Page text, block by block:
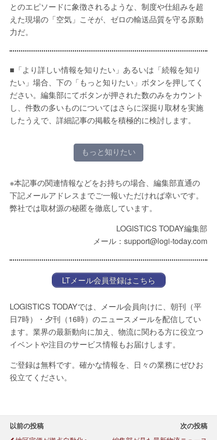
とのエピソードに象徴されるような、制度や仕組みを超
えた現場の「空気」こそが、ゼロの輸送品質を守る原動
力だ。
■「より詳しい情報を知りたい」あるいは「続報を知り
たい」場合、下の「もっと知りたい」ボタンを押してく
ださい。編集部にてボタンが押された数のみをカウント
し、件数の多いものについてはさらに深掘り取材を実施
したうえで、詳細記事の掲載を積極的に検討します。
もっと知りたい
※本記事の関連情報などをお持ちの場合、編集部直通の
下記メールアドレスまでご一報いただければ幸いです。
弊社では取材源の秘匿を徹底しています。
LOGISTICS TODAY編集部
メール：support@logi-today.com
LTメール会員登録はこちら
LOGISTICS TODAYでは、メール会員向けに、朝刊（平
日7時）・夕刊（16時）のニュースメールを配信してい
ます。業界の最新動向に加え、物流に関わる方に役立つ
イベントや注目のサービス情報もお届けします。
ご登録は無料です。確かな情報を、日々の業務にぜひお
役立てください。
以前の投稿 次の投稿